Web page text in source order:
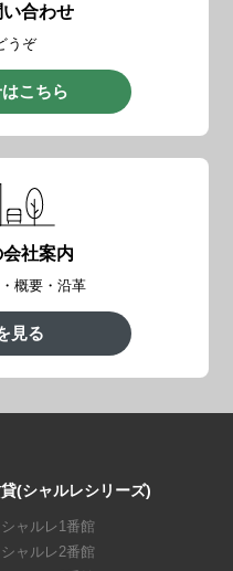
合わせ
うぞ
こちら
社案内
概要・沿革
見る
(シャルレシリーズ)
シャルレ1番館
シャルレ2番館